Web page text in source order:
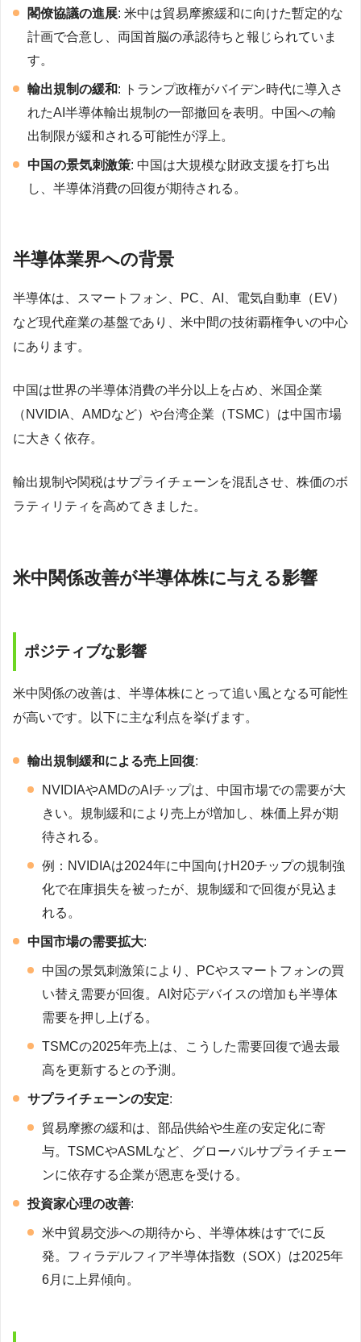
閣僚協議の進展: 米中は貿易摩擦緩和に向けた暫定的な
計画で合意し、両国首脳の承認待ちと報じられていま
す。
輸出規制の緩和: トランプ政権がバイデン時代に導入さ
れたAI半導体輸出規制の一部撤回を表明。中国への輸
出制限が緩和される可能性が浮上。
中国の景気刺激策: 中国は大規模な財政支援を打ち出
し、半導体消費の回復が期待される。
半導体業界への背景
半導体は、スマートフォン、PC、AI、電気自動車（EV）
など現代産業の基盤であり、米中間の技術覇権争いの中心
にあります。
中国は世界の半導体消費の半分以上を占め、米国企業
（NVIDIA、AMDなど）や台湾企業（TSMC）は中国市場
に大きく依存。
輸出規制や関税はサプライチェーンを混乱させ、株価のボ
ラティリティを高めてきました。
米中関係改善が半導体株に与える影響
ポジティブな影響
米中関係の改善は、半導体株にとって追い風となる可能性
が高いです。以下に主な利点を挙げます。
輸出規制緩和による売上回復:
NVIDIAやAMDのAIチップは、中国市場での需要が大
きい。規制緩和により売上が増加し、株価上昇が期
待される。
例：NVIDIAは2024年に中国向けH20チップの規制強
化で在庫損失を被ったが、規制緩和で回復が見込ま
れる。
中国市場の需要拡大:
中国の景気刺激策により、PCやスマートフォンの買
い替え需要が回復。AI対応デバイスの増加も半導体
需要を押し上げる。
TSMCの2025年売上は、こうした需要回復で過去最
高を更新するとの予測。
サプライチェーンの安定:
貿易摩擦の緩和は、部品供給や生産の安定化に寄
与。TSMCやASMLなど、グローバルサプライチェー
ンに依存する企業が恩恵を受ける。
投資家心理の改善:
米中貿易交渉への期待から、半導体株はすでに反
発。フィラデルフィア半導体指数（SOX）は2025年
6月に上昇傾向。